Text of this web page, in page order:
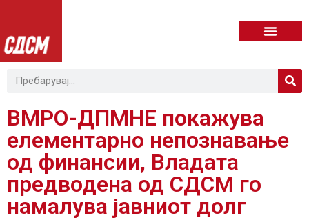
ВМРО-ДПМНЕ покажува
елементарно непознавање
од финансии, Владата
предводена од СДСМ го
намалува јавниот долг